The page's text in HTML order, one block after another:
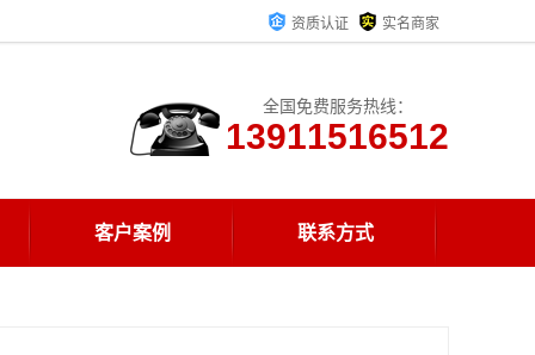
资质认证 实名商家
全国免费服务热线：
13911516512
客户案例 联系方式